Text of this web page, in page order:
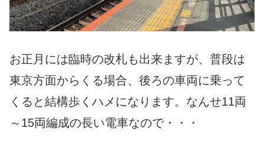
お正月には臨時の改札も出来ますが、普段は
東京方面からくる場合、後ろの車両に乗って
くると結構歩くハメになります。なんせ11両
～15両編成の長い電車なので・・・